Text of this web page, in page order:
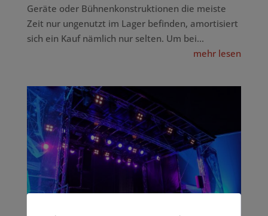
Geräte oder Bühnenkonstruktionen die meiste
Zeit nur ungenutzt im Lager befinden, amortisiert
sich ein Kauf nämlich nur selten. Um bei...
mehr lesen